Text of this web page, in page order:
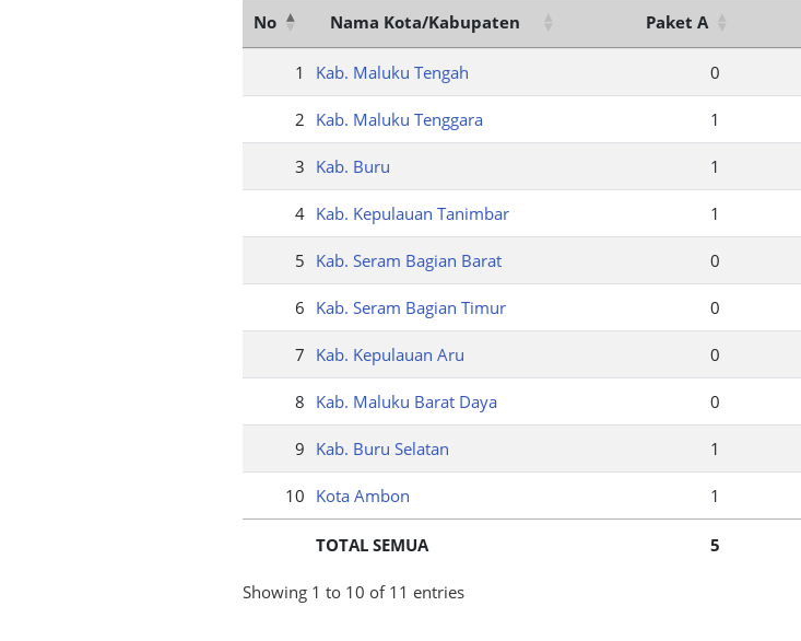
No Nama Kota/Kabupaten Paket A
1 Kab. Maluku Tengah 0
2 Kab. Maluku Tenggara 1
3 Kab. Buru 1
4 Kab. Kepulauan Tanimbar 1
5 Kab. Seram Bagian Barat 0
6 Kab. Seram Bagian Timur 0
7 Kab. Kepulauan Aru 0
8 Kab. Maluku Barat Daya 0
9 Kab. Buru Selatan 1
10 Kota Ambon 1
TOTAL SEMUA 5
Showing 1 to 10 of 11 entries